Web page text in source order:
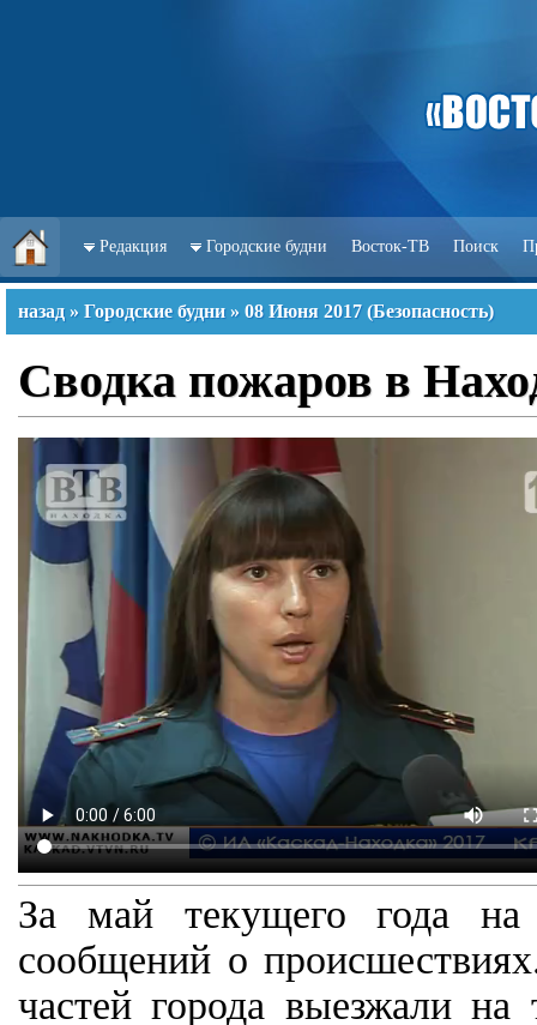
Редакция Городские будни Восток-ТВ Поиск
назад » Городские будни » 08 Июня 2017 (Безопасность)
Сводка пожаров в
За май текущего года
сообщений о
частей города выезжали